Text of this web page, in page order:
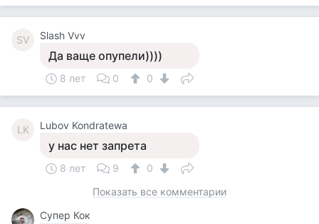
SV Slash Vvv
Да ваще опупели))))
8 лет 0 0
LK Lubov Kondratewa
у нас нет запрета
8 лет 9
0
Показать все комментарии
Супер Кок